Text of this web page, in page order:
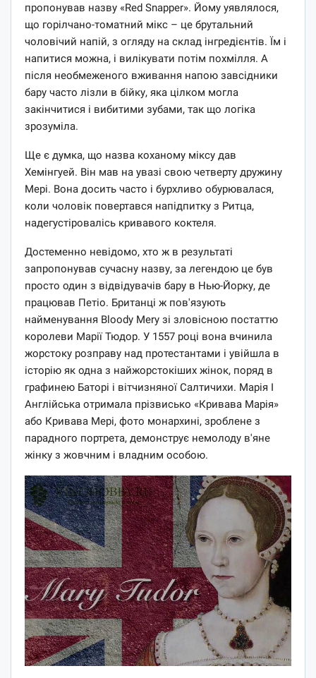
пропонував назву «Red Snapper». Йому уявлялося,
що горілчано-томатний мікс – це брутальний
чоловічий напій, з огляду на склад інгредієнтів. Їм і
напитися можна, і вилікувати потім похмілля. А
після необмеженого вживання напою завсідники
бару часто лізли в бійку, яка цілком могла
закінчитися і вибитими зубами, так що логіка
зрозуміла.
Ще є думка, що назва коханому міксу дав
Хемінгуей. Він мав на увазі свою четверту дружину
Мері. Вона досить часто і бурхливо обурювалася,
коли чоловік повертався напідпитку з Ритца,
надегустіровалісь кривавого коктеля.
Достеменно невідомо, хто ж в результаті
запропонував сучасну назву, за легендою це був
просто один з відвідувачів бару в Нью-Йорку, де
працював Петіо. Британці ж пов'язують
найменування Bloody Mery зі зловісною постаттю
королеви Марії Тюдор. У 1557 році вона вчинила
жорстоку розправу над протестантами і увійшла в
історію як одна з найжорстокіших жінок, поряд в
графинею Баторі і вітчизняної Салтичихи. Марія I
Англійська отримала прізвисько «Кривава Марія»
або Кривава Мері, фото монархині, зроблене з
парадного портрета, демонструє немолоду в'яне
жінку з жовчним і владним особою.